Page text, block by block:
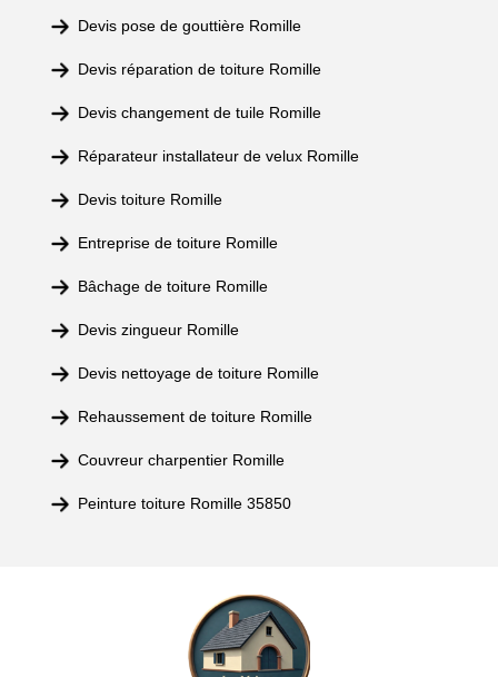
Devis pose de gouttière Romille
Devis réparation de toiture Romille
Devis changement de tuile Romille
Réparateur installateur de velux Romille
Devis toiture Romille
Entreprise de toiture Romille
Bâchage de toiture Romille
Devis zingueur Romille
Devis nettoyage de toiture Romille
Rehaussement de toiture Romille
Couvreur charpentier Romille
Peinture toiture Romille 35850